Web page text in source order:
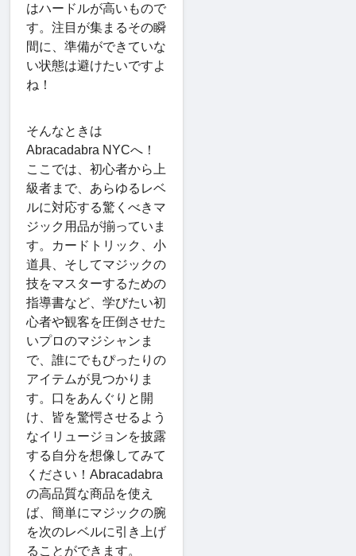
はハードルが高いもので
す。注目が集まるその瞬
間に、準備ができていな
い状態は避けたいですよ
ね！
そんなときは
Abracadabra NYCへ！
ここでは、初心者から上
級者まで、あらゆるレベ
ルに対応する驚くべきマ
ジック用品が揃っていま
す。カードトリック、小
道具、そしてマジックの
技をマスターするための
指導書など、学びたい初
心者や観客を圧倒させた
いプロのマジシャンま
で、誰にでもぴったりの
アイテムが見つかりま
す。口をあんぐりと開
け、皆を驚愕させるよう
なイリュージョンを披露
する自分を想像してみて
ください！Abracadabra
の高品質な商品を使え
ば、簡単にマジックの腕
を次のレベルに引き上げ
ることができます。